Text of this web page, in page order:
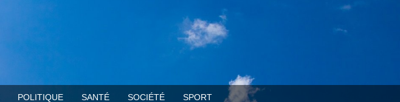
POLITIQUE SANTÉ SOCIÉTÉ SPORT